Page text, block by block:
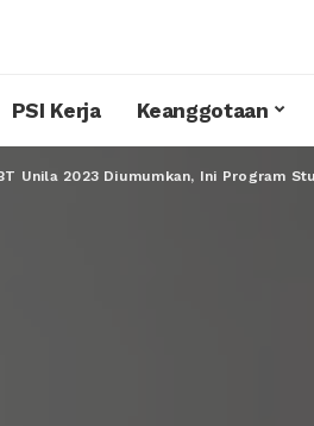
PSI Kerja Keanggotaan
Unila 2023 Diumumkan, Ini Program